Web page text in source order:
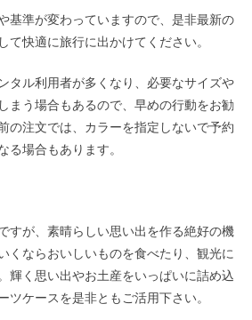
基準が変わっていますので、是非最新の
て快適に旅行に出かけてください。
タル利用者が多くなり、必要なサイズや
まう場合もあるので、早めの行動をお勧
の注文では、カラーを指定しないで予約
る場合もあります。
すが、素晴らしい思い出を作る絶好の機
くならおいしいものを食べたり、観光に
輝く思い出やお土産をいっぱいに詰め込
ツケースを是非ともご活用下さい。